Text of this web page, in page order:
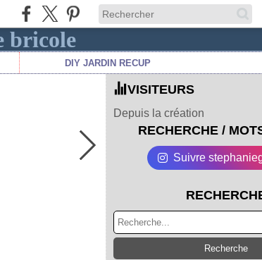
DIY JARDIN RECUP
VISITEURS
Depuis la création
RECHERCHE /
Suivre